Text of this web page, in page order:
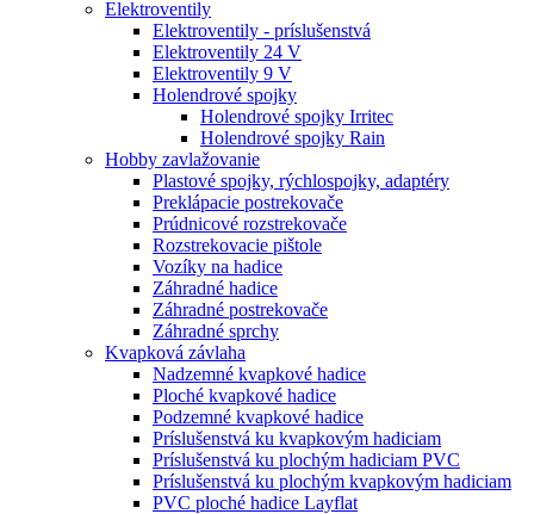
Elektroventily
Elektroventily - príslušenstvá
Elektroventily 24 V
Elektroventily 9 V
Holendrové spojky
Holendrové spojky Irritec
Holendrové spojky Rain
Hobby zavlažovanie
Plastové spojky, rýchlospojky, adaptéry
Preklápacie postrekovače
Prúdnicové rozstrekovače
Rozstrekovacie pištole
Vozíky na hadice
Záhradné hadice
Záhradné postrekovače
Záhradné sprchy
Kvapková závlaha
Nadzemné kvapkové hadice
Ploché kvapkové hadice
Podzemné kvapkové hadice
Príslušenstvá ku kvapkovým hadiciam
Príslušenstvá ku plochým hadiciam PVC
Príslušenstvá ku plochým kvapkovým hadiciam
PVC ploché hadice Layflat